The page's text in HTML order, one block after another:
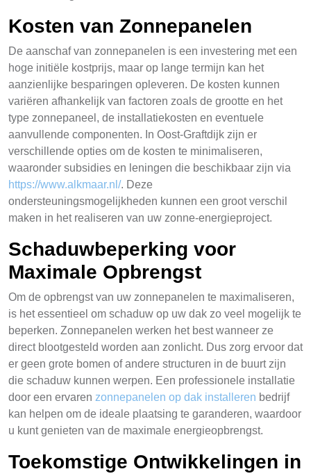
Kosten van Zonnepanelen
De aanschaf van zonnepanelen is een investering met een
hoge initiële kostprijs, maar op lange termijn kan het
aanzienlijke besparingen opleveren. De kosten kunnen
variëren afhankelijk van factoren zoals de grootte en het
type zonnepaneel, de installatiekosten en eventuele
aanvullende componenten. In Oost-Graftdijk zijn er
verschillende opties om de kosten te minimaliseren,
waaronder subsidies en leningen die beschikbaar zijn via
https://www.alkmaar.nl/. Deze
ondersteuningsmogelijkheden kunnen een groot verschil
maken in het realiseren van uw zonne-energieproject.
Schaduwbeperking voor
Maximale Opbrengst
Om de opbrengst van uw zonnepanelen te maximaliseren,
is het essentieel om schaduw op uw dak zo veel mogelijk te
beperken. Zonnepanelen werken het best wanneer ze
direct blootgesteld worden aan zonlicht. Dus zorg ervoor dat
er geen grote bomen of andere structuren in de buurt zijn
die schaduw kunnen werpen. Een professionele installatie
door een ervaren zonnepanelen op dak installeren bedrijf
kan helpen om de ideale plaatsing te garanderen, waardoor
u kunt genieten van de maximale energieopbrengst.
Toekomstige Ontwikkelingen in